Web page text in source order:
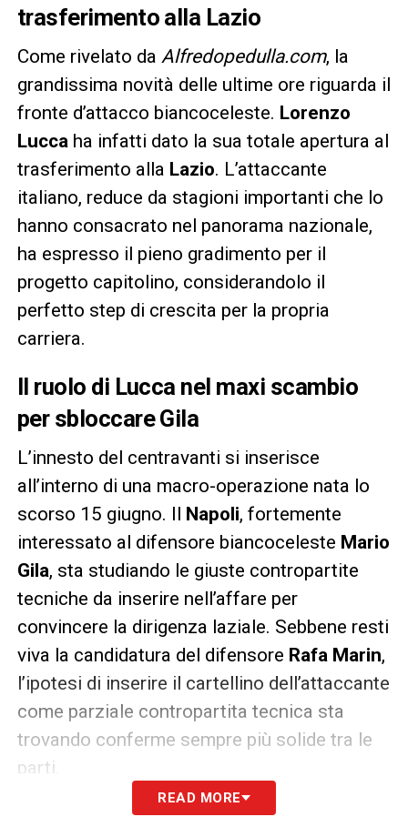
trasferimento alla Lazio
Come rivelato da Alfredopedulla.com, la
grandissima novità delle ultime ore riguarda il
fronte d’attacco biancoceleste. Lorenzo
Luccaha infatti dato la sua totale apertura al
trasferimento alla Lazio. L’attaccante
italiano, reduce da stagioni importanti che lo
hanno consacrato nel panorama nazionale,
ha espresso il pieno gradimento per il
progetto capitolino, considerandolo il
perfetto step di crescita per la propria
carriera.
Il ruolo di Lucca nel maxi scambio
per sbloccare Gila
L’innesto del centravanti si inserisce
all’interno di una macro-operazione nata lo
scorso 15 giugno. Il Napoli, fortemente
interessato al difensore biancoceleste Mario
Gila, sta studiando le giuste contropartite
tecniche da inserire nell’affare per
convincere la dirigenza laziale. Sebbene resti
viva la candidatura del difensore Rafa Marin,
l’ipotesi di inserire il cartellino dell’attaccante
come parziale contropartita tecnica sta
trovando conferme sempre più solide tra le
parti.
L’identikit perfetto di Lucca per il
READ MORE